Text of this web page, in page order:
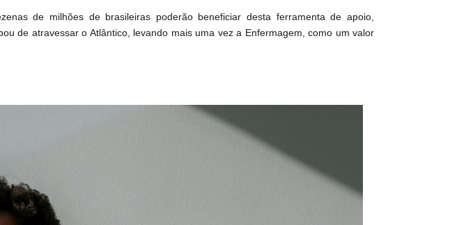
de milhões de brasileiras poderão beneficiar desta ferramenta de apoio,
de atravessar o Atlântico, levando mais uma vez a Enfermagem, como um valor